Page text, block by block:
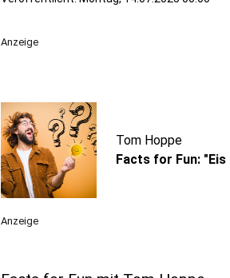
Anzeige
Tom Hoppe
Facts for Fun: "Eis
Anzeige